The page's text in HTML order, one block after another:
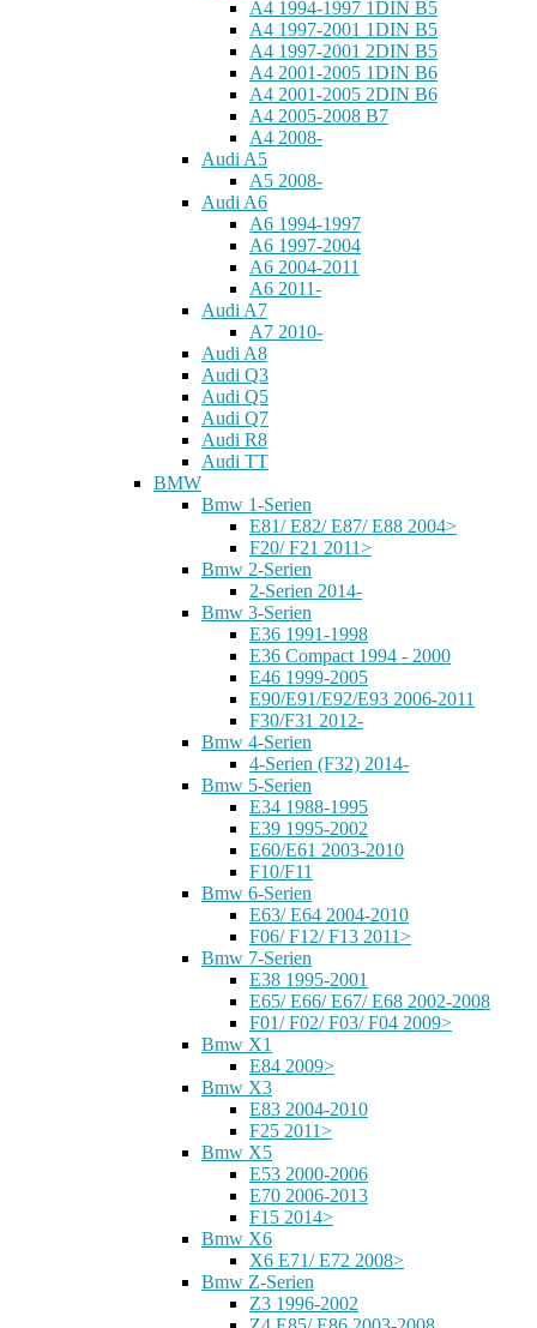
A4 1994-1997 1DIN B5
A4 1997-2001 1DIN B5
A4 1997-2001 2DIN B5
A4 2001-2005 1DIN B6
A4 2001-2005 2DIN B6
A4 2005-2008 B7
A4 2008-
Audi A5
A5 2008-
Audi A6
A6 1994-1997
A6 1997-2004
A6 2004-2011
A6 2011-
Audi A7
A7 2010-
Audi A8
Audi Q3
Audi Q5
Audi Q7
Audi R8
Audi TT
BMW
Bmw 1-Serien
E81/ E82/ E87/ E88 2004>
F20/ F21 2011>
Bmw 2-Serien
2-Serien 2014-
Bmw 3-Serien
E36 1991-1998
E36 Compact 1994 - 2000
E46 1999-2005
E90/E91/E92/E93 2006-2011
F30/F31 2012-
Bmw 4-Serien
4-Serien (F32) 2014-
Bmw 5-Serien
E34 1988-1995
E39 1995-2002
E60/E61 2003-2010
F10/F11
Bmw 6-Serien
E63/ E64 2004-2010
F06/ F12/ F13 2011>
Bmw 7-Serien
E38 1995-2001
E65/ E66/ E67/ E68 2002-2008
F01/ F02/ F03/ F04 2009>
Bmw X1
E84 2009>
Bmw X3
E83 2004-2010
F25 2011>
Bmw X5
E53 2000-2006
E70 2006-2013
F15 2014>
Bmw X6
X6 E71/ E72 2008>
Bmw Z-Serien
Z3 1996-2002